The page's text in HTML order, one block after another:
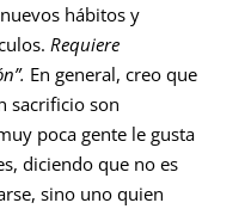
hábitos y
Requiere
En general, creo que
sacrificio son
poca gente le gusta
diciendo que no es
sino uno quien